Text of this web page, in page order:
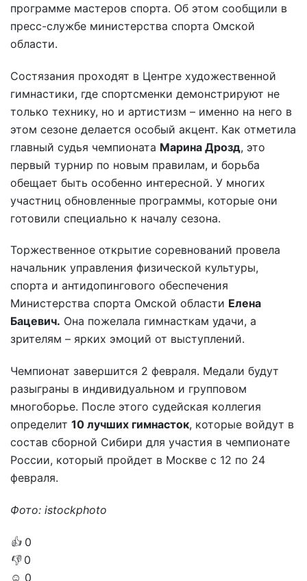
программе мастеров спорта. Об этом сообщили в
пресс-службе министерства спорта Омской
области.
Состязания проходят в Центре художественной
гимнастики, где спортсменки демонстрируют не
только технику, но и артистизм – именно на него в
этом сезоне делается особый акцент. Как отметила
главный судья чемпионата Марина Дрозд, это
первый турнир по новым правилам, и борьба
обещает быть особенно интересной. У многих
участниц обновленные программы, которые они
готовили специально к началу сезона.
Торжественное открытие соревнований провела
начальник управления физической культуры,
спорта и антидопингового обеспечения
Министерства спорта Омской области Елена
Бацевич. Она пожелала гимнасткам удачи, а
зрителям – ярких эмоций от выступлений.
Чемпионат завершится 2 февраля. Медали будут
разыграны в индивидуальном и групповом
многоборье. После этого судейская коллегия
определит 10 лучших гимнасток, которые войдут в
состав сборной Сибири для участия в чемпионате
России, который пройдет в Москве с 12 по 24
февраля.
Фото: istockphoto
👍 0
👎 0
☺️ 0